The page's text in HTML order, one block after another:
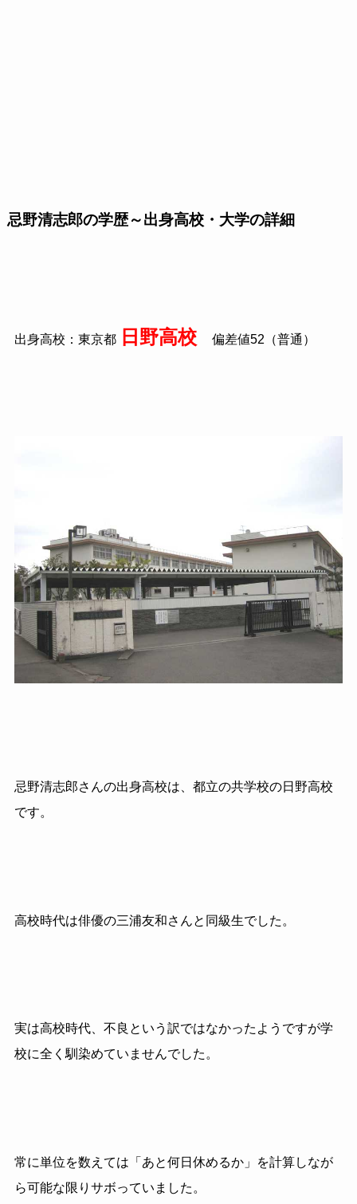
忌野清志郎の学歴～出身高校・大学の詳細
出身高校：東京都 日野高校 偏差値52（普通）
忌野清志郎さんの出身高校は、都立の共学校の日野高校
です。
高校時代は俳優の三浦友和さんと同級生でした。
実は高校時代、不良という訳ではなかったようですが学
校に全く馴染めていませんでした。
常に単位を数えては「あと何日休めるか」を計算しなが
ら可能な限りサボっていました。